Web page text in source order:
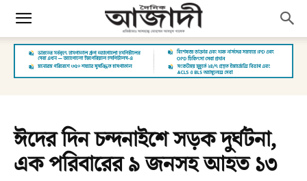
ঈদের দিন চন্দনাইশে সড়ক দুর্ঘটনা,
এক পরিবারের ৯ জনসহ আহত ১৩